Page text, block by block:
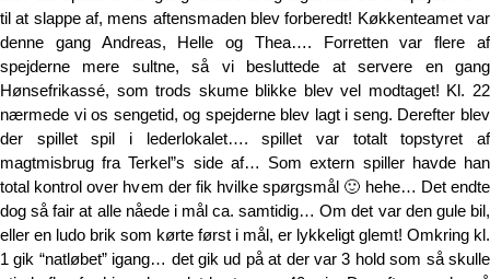
til at slappe af, mens aftensmaden blev forberedt! Køkkenteamet var
denne gang Andreas, Helle og Thea…. Forretten var flere af
spejderne mere sultne, så vi besluttede at servere en gang
Hønsefrikassé, som trods skume blikke blev vel modtaget! Kl. 22
nærmede vi os sengetid, og spejderne blev lagt i seng. Derefter blev
der spillet spil i lederlokalet…. spillet var totalt topstyret af
magtmisbrug fra Terkel”s side af… Som extern spiller havde han
total kontrol over hvem der fik hvilke spørgsmål 🙂 hehe… Det endte
dog så fair at alle nåede i mål ca. samtidig… Om det var den gule bil,
eller en ludo brik som kørte først i mål, er lykkeligt glemt! Omkring kl.
1 gik “natløbet” igang… det gik ud på at der var 3 hold som så skulle